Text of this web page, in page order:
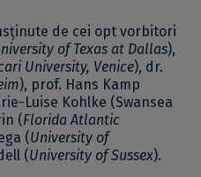
de cei opt vorbitori
of Texas at Dallas),
University, Venice), dr.
), prof. Hans Kamp
Luise Kohlke (Swansea
(Florida Atlantic
(University of
(University of Sussex).